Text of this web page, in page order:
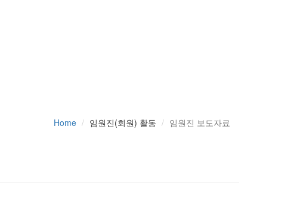
Home 임원진(회원) 활동 임원진 보도자료